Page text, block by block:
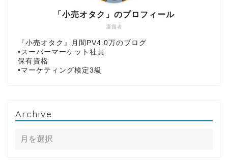
運営者
「小売オタク」のプロフィール
『小売オタク』月間PV4.0万のブログ
•スーパーマーケット社員
保有資格
•マーケティング検定3級
Archive